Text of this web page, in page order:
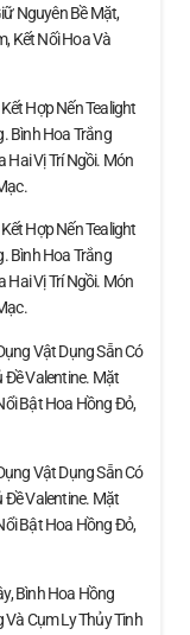
Nguyên Bề Mặt,
Kết Nối Hoa Và
Hợp Nến Tealight
Bình Hoa Trắng
Hai Vị Trí Ngồi. Món
Hợp Nến Tealight
Bình Hoa Trắng
Hai Vị Trí Ngồi. Món
Vật Dụng Sẵn Có
Đề Valentine. Mặt
Bật Hoa Hồng Đỏ,
Vật Dụng Sẵn Có
Đề Valentine. Mặt
Bật Hoa Hồng Đỏ,
Bình Hoa Hồng
Và Cụm Ly Thủy Tinh